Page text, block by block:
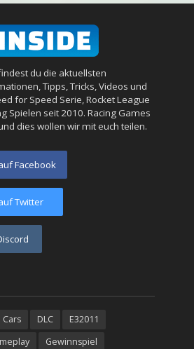
du die aktuellsten
Tipps, Tricks, Videos und
for Speed Serie, Rocket League
Spielen seit 2010. Racing Games
dies wollen wir mit euch teilen.
Facebook
Twitter
Cars DLC
E32011
Gewinnspiel